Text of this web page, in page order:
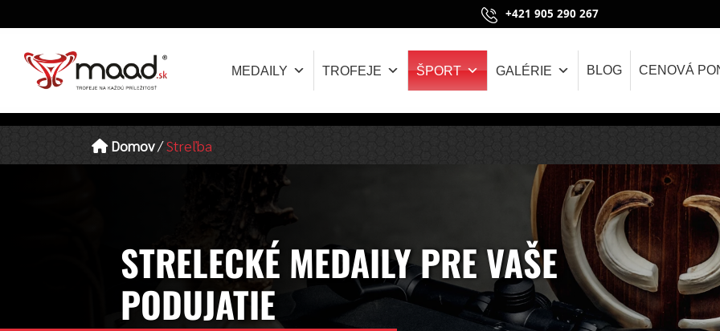
BEZPLATNÁ NABÍDKA
MEDAILY TROFEJE ŠPORT GALÉRIE BLOG CENOVÁ
Domov/Streľba
STRELECKÉ MEDAILY PRE VAŠE
PODUJATIE